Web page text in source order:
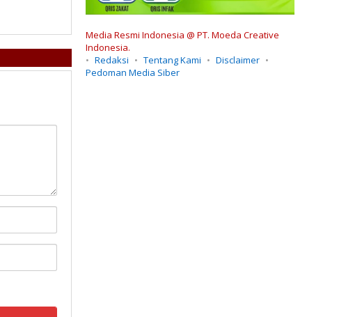
Media Resmi Indonesia @ PT. Moeda Creative
Indonesia.
Redaksi
Tentang Kami
Disclaimer
Pedoman Media Siber